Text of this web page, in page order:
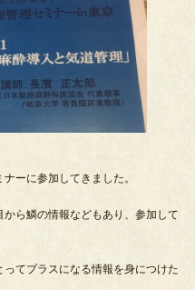
ーに参加してきました。
ら鱗の情報などもあり、参加して
てプラスになる情報を身につけた